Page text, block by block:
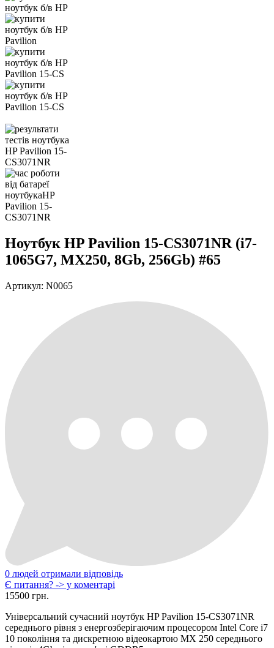
Ноутбук HP Pavilion 15-CS3071NR (i7-
1065G7, MX250, 8Gb, 256Gb) #65
Артикул: N0065
0 людей отримали відповідь
Є питання? -> у коментарі
15500 грн.
Універсальний сучасний ноутбук HP Pavilion 15-CS3071NR
середнього рівня з енергозберігаючим процесором Intel Core i7
10 покоління та дискретною відеокартою MX 250 середнього